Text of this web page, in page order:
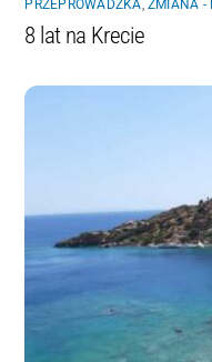
PRZEPROWADZKA,ZMIANA -
8 lat na Krecie